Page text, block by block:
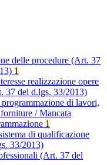
delle procedure (Art. 37
1
realizzazione opere
37 del d.lgs. 33/2013)
di lavori,
/ Mancata
1
di qualificazione
33/2013)
(Art. 37 del